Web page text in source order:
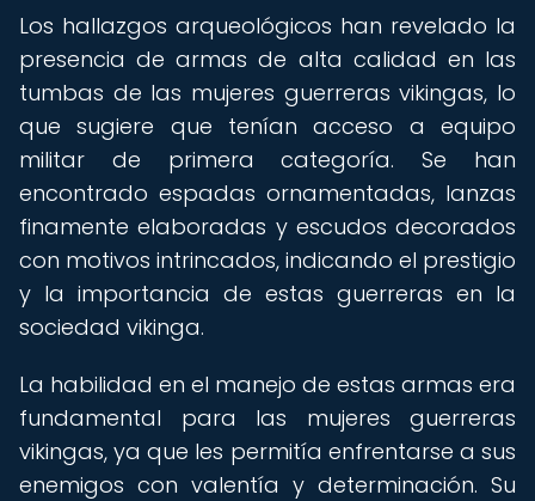
Los hallazgos arqueológicos han revelado la
presencia de armas de alta calidad en las
tumbas de las mujeres guerreras vikingas, lo
que sugiere que tenían acceso a equipo
militar de primera categoría. Se han
encontrado espadas ornamentadas, lanzas
finamente elaboradas y escudos decorados
con motivos intrincados, indicando el prestigio
y la importancia de estas guerreras en la
sociedad vikinga.
La habilidad en el manejo de estas armas era
fundamental para las mujeres guerreras
vikingas, ya que les permitía enfrentarse a sus
enemigos con valentía y determinación. Su